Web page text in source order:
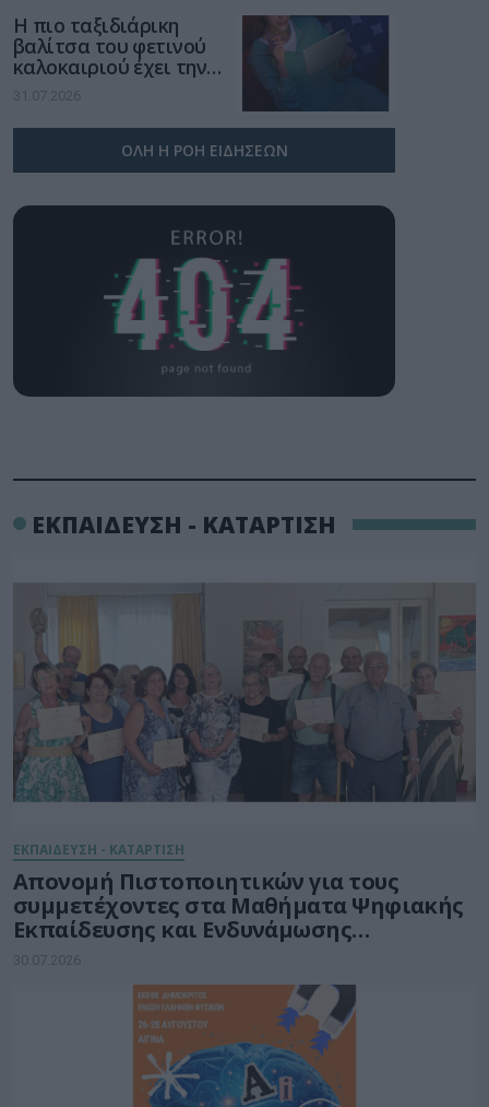
Η πιο ταξιδιάρικη
βαλίτσα του φετινού
καλοκαιριού έχει την
υπογραφή της Xiaomi
31.07.2026
ΟΛΗ Η ΡΟΗ ΕΙΔΗΣΕΩΝ
ΕΚΠΑΙΔΕΥΣΗ - ΚΑΤΑΡΤΙΣΗ
ΕΚΠΑΙΔΕΥΣΗ - ΚΑΤΑΡΤΙΣΗ
Απονομή Πιστοποιητικών για τους
συμμετέχοντες στα Μαθήματα Ψηφιακής
Εκπαίδευσης και Ενδυνάμωσης
Ηλικιωμένων του Δήμου Ηρακλείου
30.07.2026